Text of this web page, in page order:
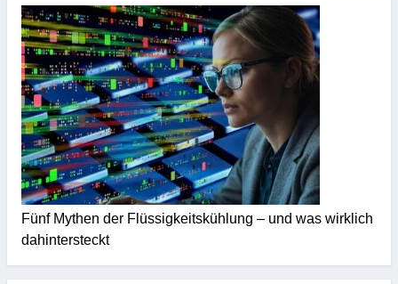
Fünf Mythen der Flüssigkeitskühlung – und was wirklich
dahintersteckt